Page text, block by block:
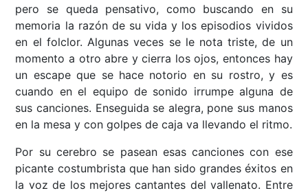
pero se queda pensativo, como buscando en su
memoria la razón de su vida y los episodios vividos
en el folclor. Algunas veces se le nota triste, de un
momento a otro abre y cierra los ojos, entonces hay
un escape que se hace notorio en su rostro, y es
cuando en el equipo de sonido irrumpe alguna de
sus canciones. Enseguida se alegra, pone sus manos
en la mesa y con golpes de caja va llevando el ritmo.
Por su cerebro se pasean esas canciones con ese
picante costumbrista que han sido grandes éxitos en
la voz de los mejores cantantes del vallenato. Entre